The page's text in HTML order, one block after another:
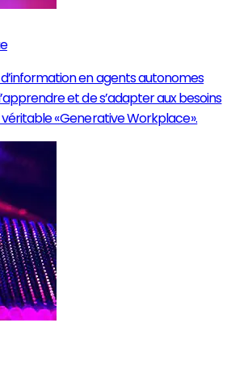
en agents autonomes
et de s’adapter aux besoins
« Generative Workplace ».